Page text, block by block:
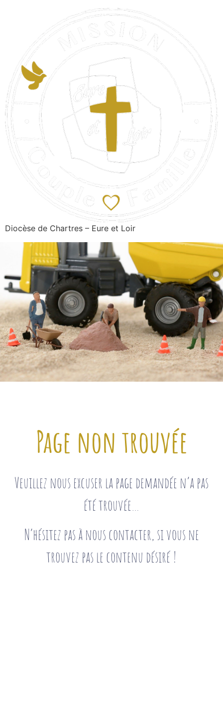
Diocèse de Chartres – Eure et Loir
Page non trouvée
Veuillez nous excuser la page demandée n’a pas
été trouvée…
N’hésitez pas à nous contacter, si vous ne
trouvez pas le contenu désiré !